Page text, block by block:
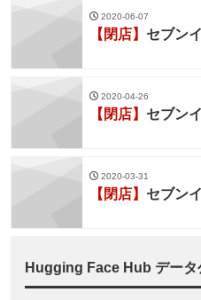
2020-06-07
【閉店】 セブン
2020-04-26
【閉店】 セブン
2020-03-31
【閉店】 セブン
Hugging Face Hub データ